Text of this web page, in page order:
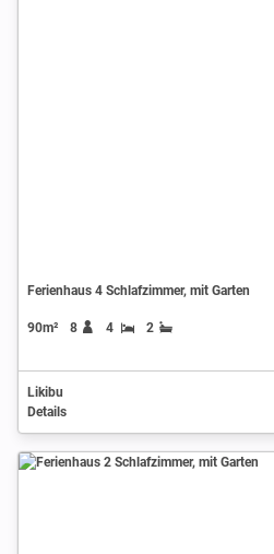
Ferienhaus 4 Schlafzimmer, mit Garten
90m² 8 4 2
Likibu
Details